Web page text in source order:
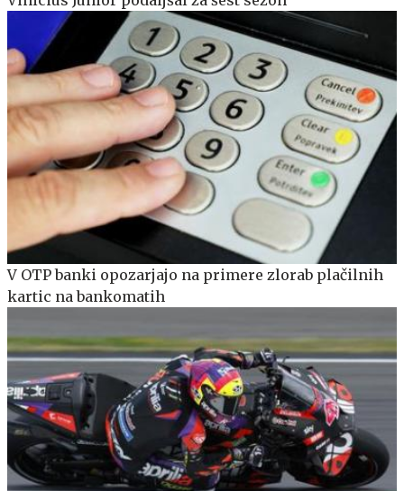
V OTP banki opozarjajo na primere zlorab plačilnih
kartic na bankomatih